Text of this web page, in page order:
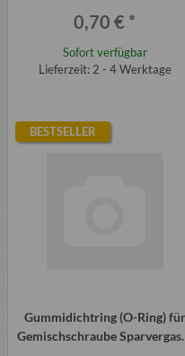
0,70 € *
Sofort verfügbar
Lieferzeit: 2 - 4 Werktage
BESTSELLER
Gummidichtring (O-Ring) für
Gemischschraube